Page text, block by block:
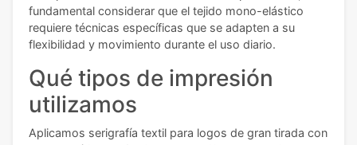
fundamental considerar que el tejido mono-elástico
requiere técnicas específicas que se adapten a su
flexibilidad y movimiento durante el uso diario.
Qué tipos de impresión
utilizamos
Aplicamos serigrafía textil para logos de gran tirada con